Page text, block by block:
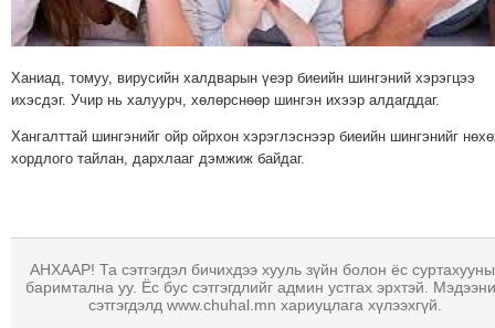
МЭДЭХҮЙ
ЭРДЭНЭТ
ҮЙЛДВЭРИЙН
ЭРГЭН
ТОЙРОНД
ТОЙРОНД
Ханиад, томуу, вирусийн халдварын үеэр биеийн шингэний хэрэгцээ
ихэсдэг. Учир нь халуурч, хөлөрснөөр шингэн ихээр алдагддаг.
Хангалттай шингэнийг ойр ойрхон хэрэглэснээр биеийн шингэнийг
хордлого тайлан, дархлааг дэмжиж байдаг.
АНХААР! Та сэтгэгдэл бичихдээ хууль зүйн болон ёс
баримтална уу. Ёс бус сэтгэгдлийг админ устгах эрхтэй.
сэтгэгдэлд www.chuhal.mn хариуцлага хүлээхгүй.